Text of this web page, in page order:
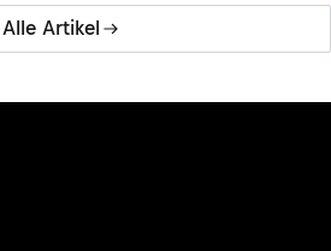
Alle Artikel